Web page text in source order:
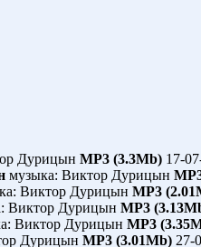
Дурицын MP3 (3.3Mb) 17-
музыка: Виктор Дурицын
Виктор Дурицын MP3
Виктор Дурицын MP3
Виктор Дурицын MP3
Дурицын MP3 (3.01Mb) 27-